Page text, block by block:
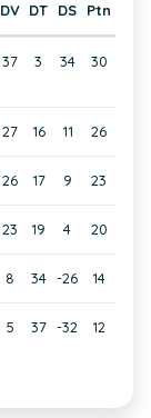
DV DT DS Ptn
37 3 34 30
27 16 11 26
26 17 9 23
23 19 4 20
8 34 -26 14
5 37 -32 12